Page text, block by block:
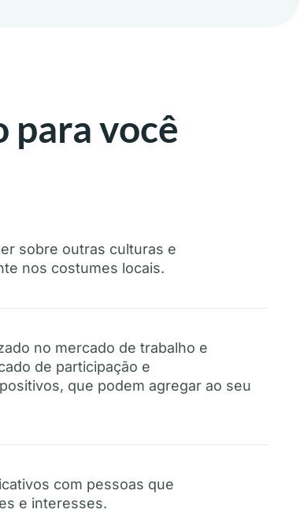
você
sobre outras culturas e
nos costumes locais.
no mercado de trabalho e
de participação e
que podem agregar ao seu
com pessoas que
e interesses.